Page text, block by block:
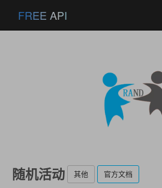
FREE API
随机活动 其他 官方文档